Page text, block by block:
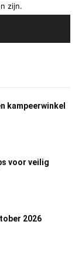
zijn.
kampeerwinkel
voor veilig
2026